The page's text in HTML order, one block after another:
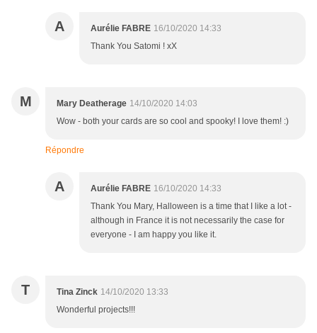
A Aurélie FABRE 16/10/2020 14:33
Thank You Satomi ! xX
M Mary Deatherage 14/10/2020 14:03
Wow - both your cards are so cool and spooky! I love them! :)
Répondre
A Aurélie FABRE 16/10/2020 14:33
Thank You Mary, Halloween is a time that I like a lot -
although in France it is not necessarily the case for
everyone - I am happy you like it.
T Tina Zinck 14/10/2020 13:33
Wonderful projects!!!